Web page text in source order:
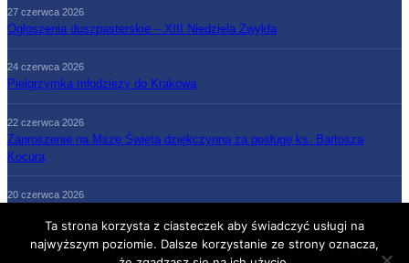
27 czerwca 2026
Ogłoszenia duszpasterskie – XIII Niedziela Zwykła
24 czerwca 2026
Pielgrzymka młodzieży do Krakowa
22 czerwca 2026
Zaproszenie na Mszę Świętą dziękczynną za posługę ks. Bartosza
Kocura
20 czerwca 2026
Ta strona korzysta z ciasteczek aby świadczyć usługi na
najwyższym poziomie. Dalsze korzystanie ze strony oznacza,